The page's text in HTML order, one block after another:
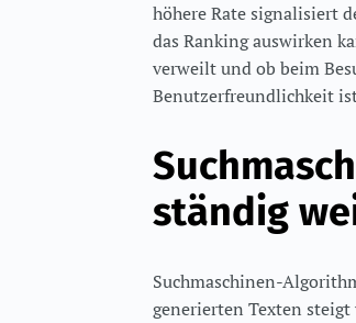
höhere Rate signalisiert
das Ranking auswirken
verweilt und ob beim
Benutzerfreundlichkeit
ständig
Suchmaschinen-
generierten Texten